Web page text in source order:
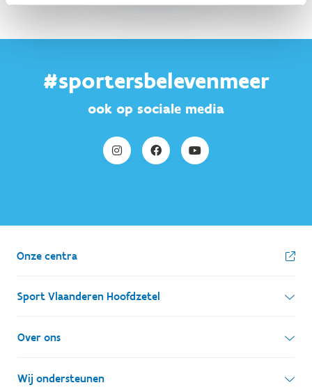
#sportersbelevenmeer
ook op sociale media
Onze centra
Sport Vlaanderen Hoofdzetel
Simon Bolivarlaan 17
1000 Brussel
Ondernemingsnummer: BE 0248.142.826
Over ons
Wie zijn we, wat doen we
Wij ondersteunen